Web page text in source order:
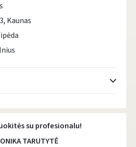
Kaunas
taškai- 0.00 €
kurjeris - 5.00 €
su profesionalu!
TARUTYTĖ